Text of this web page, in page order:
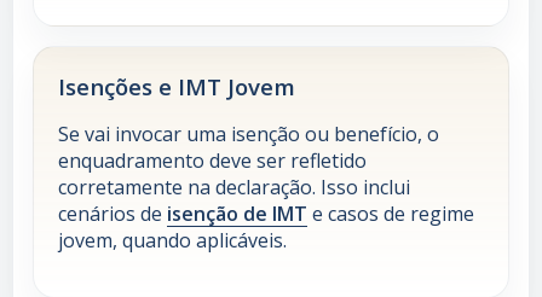
Isenções e IMT Jovem
Se vai invocar uma isenção ou benefício, o
enquadramento deve ser refletido
corretamente na declaração. Isso inclui
cenários de isenção de IMT e casos de regime
jovem, quando aplicáveis.